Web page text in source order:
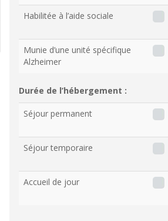
Habilitée à l’aide sociale
Munie d’une unité spécifique
Alzheimer
Durée de l’hébergement :
Séjour permanent
Séjour temporaire
Accueil de jour